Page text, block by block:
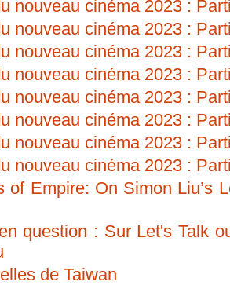
nouveau cinéma 2023 :
nouveau cinéma 2023 :
nouveau cinéma 2023 :
nouveau cinéma 2023 :
nouveau cinéma 2023 :
nouveau cinéma 2023 :
nouveau cinéma 2023 :
nouveau cinéma 2023 :
of Empire: On Simon Liu’s
en question : Sur Let's Talk
de Taiwan